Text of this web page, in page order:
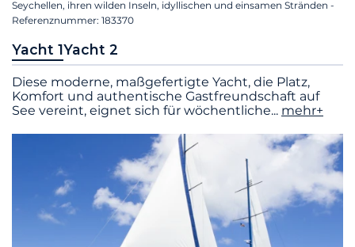
Seychellen, ihren wilden Inseln, idyllischen und einsamen Stränden -
Referenznummer: 183370
Yacht 1Yacht 2
Diese moderne, maßgefertigte Yacht, die Platz,
Komfort und authentische Gastfreundschaft auf
See vereint, eignet sich für wöchentliche... mehr+